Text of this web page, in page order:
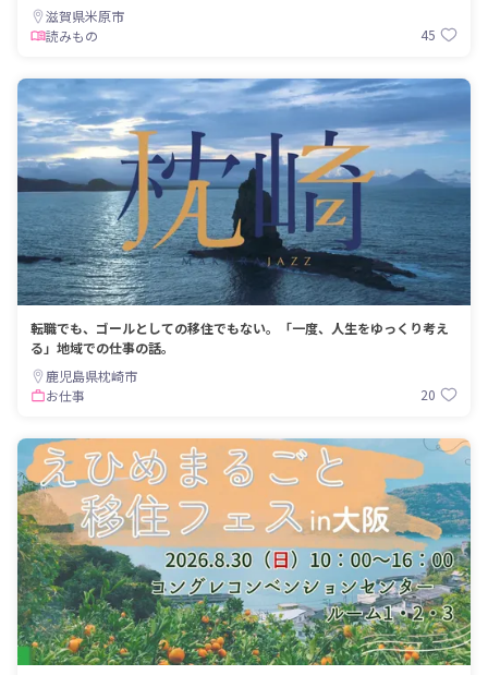
滋賀県米原市
読みもの
45
転職でも、ゴールとしての移住でもない。「一度、人生をゆっくり考え
る」地域での仕事の話。
鹿児島県枕崎市
お仕事
20